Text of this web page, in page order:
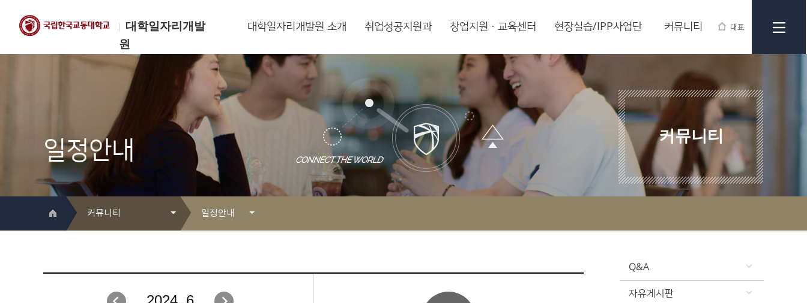
대학일자리개발
원
대표
한국교통대학교
대학일자리개발원
대학일자리개발원 소개 취업성공지원과 창업지원·교육센터 현장실습/IPP사업단 커뮤니티
일정안내
커뮤니티
커뮤니티
취업성공지원과
창업지원·교육센터
일정안내
자유게시판
일정안내
Q&A
자유게시판